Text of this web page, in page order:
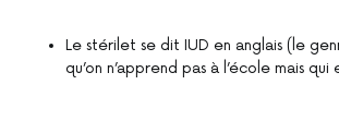
Le stérilet se dit IUD en anglais (le
qu’on n’apprend pas à l’école mais